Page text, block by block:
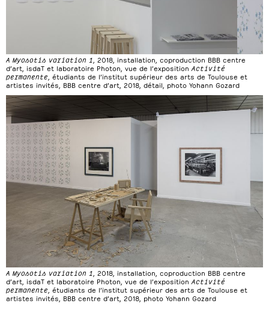
A Myosotis variation 1, 2018, installation, coproduction BBB centre
d’art, isdaT et laboratoire Photon, vue de l’exposition Activité
permanente, étudiants de l’institut supérieur des arts de Toulouse et
artistes invités, BBB centre d’art, 2018, détail, photo Yohann Gozard
A Myosotis variation 1, 2018, installation, coproduction BBB centre
d’art, isdaT et laboratoire Photon, vue de l’exposition Activité
permanente, étudiants de l’institut supérieur des arts de Toulouse et
artistes invités, BBB centre d’art, 2018, photo Yohann Gozard